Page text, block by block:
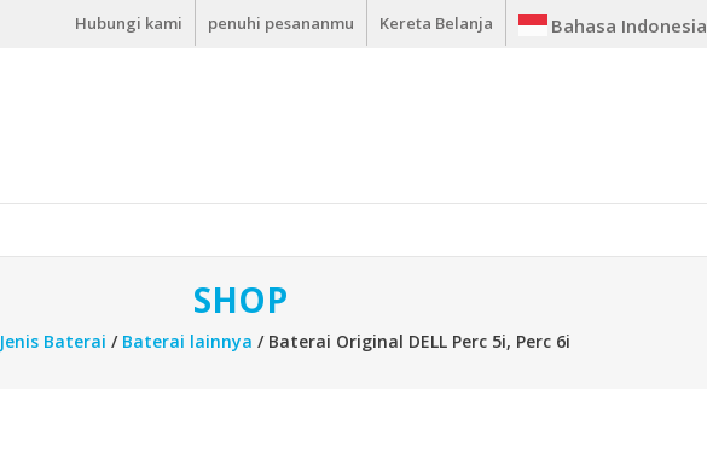
Hubungi kami penuhi pesananmu Kereta Belanja Bahasa Indonesia
SHOP
Jenis Baterai / Baterai lainnya / Baterai Original DELL Perc 5i, Perc 6i